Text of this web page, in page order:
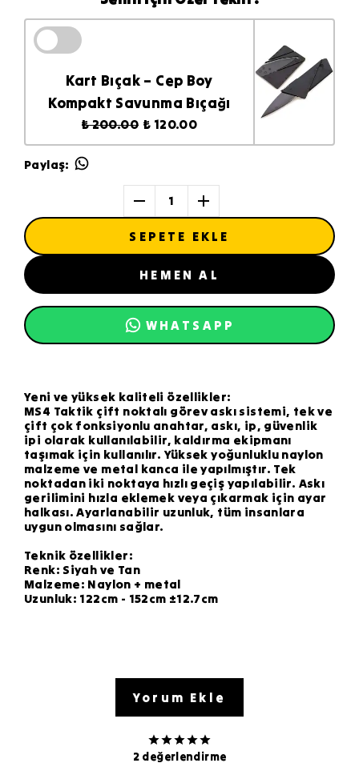
Kart Bıçak – Cep Boy
Kompakt Savunma Bıçağı
₺ 200.00 ₺ 120.00
Paylaş:
1
SEPETE EKLE
HEMEN AL
WHATSAPP
Yeni ve yüksek kaliteli özellikler:
MS4 Taktik çift noktalı görev askı sistemi, tek ve
çift çok fonksiyonlu anahtar, askı, ip, güvenlik
ipi olarak kullanılabilir, kaldırma ekipmanı
taşımak için kullanılır. Yüksek yoğunluklu naylon
malzeme ve metal kanca ile yapılmıştır. Tek
noktadan iki noktaya hızlı geçiş yapılabilir. Askı
gerilimini hızla eklemek veya çıkarmak için ayar
halkası. Ayarlanabilir uzunluk, tüm insanlara
uygun olmasını sağlar.
Teknik özellikler:
Renk: Siyah ve Tan
Malzeme: Naylon + metal
Uzunluk: 122cm - 152cm ±12.7cm
Yorum Ekle
2 değerlendirme